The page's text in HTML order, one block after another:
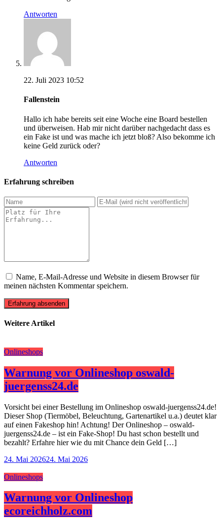
Antworten
22. Juli 2023 10:52
Fallenstein
Hallo ich habe bereits seit eine Woche eine Board bestellen
und überweisen. Hab mir nicht darüber nachgedacht dass es
ein Fake ist und was mache ich jetzt bloß? Also bekomme ich
keine Geld zurück oder?
Antworten
Erfahrung schreiben
Name, E-Mail-Adresse und Website in diesem Browser für
meinen nächsten Kommentar speichern.
Erfahrung absenden
Weitere Artikel
Onlineshops
Warnung vor Onlineshop oswald-
juergenss24.de
Vorsicht bei einer Bestellung im Onlineshop oswald-juergenss24.de!
Dieser Shop (Tiermöbel, Beleuchtung, Gartenartikel u.a.) deutet klar
auf einen Fakeshop hin! Achtung! Der Onlineshop – oswald-
juergenss24.de – ist ein Fake-Shop! Du hast schon bestellt und
bezahlt? Erfahre hier wie du mit Chance dein Geld […]
24. Mai 202624. Mai 2026
Onlineshops
Warnung vor Onlineshop
ecoreichholz.com